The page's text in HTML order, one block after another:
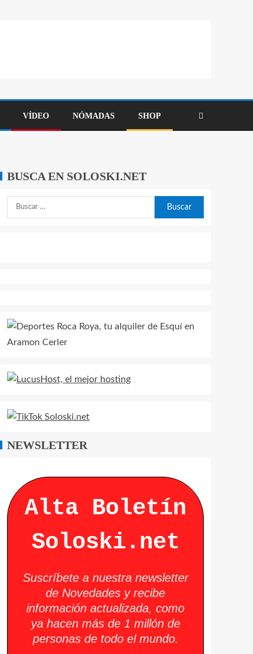
VÍDEO NÓMADAS SHOP
BUSCA EN SOLOSKI.NET
NEWSLETTER
Alta Boletín
Soloski.net
Suscríbete a nuestra newsletter
de Novedades y recibe
información actualizada, como
ya hacen más de 1 millón de
personas de todo el mundo.